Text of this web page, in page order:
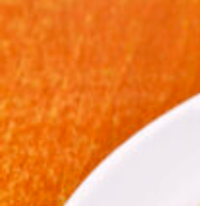
今月の京みやげ
京都の書店